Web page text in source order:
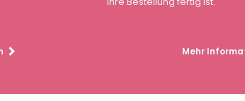
Mehr